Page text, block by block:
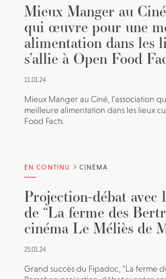
Mieux Manger au
qui œuvre pour une
alimentation dans les
s’allie à Open Food
11.01.24
Mieux Manger au Ciné, l’association
meilleure alimentation dans les lieux
Food Facts
EN CONTINU CINÉMA
Projection-débat avec
de “La ferme des
cinéma Le Méliès de
25.01.24
Grand succès du Fipadoc, "La ferme